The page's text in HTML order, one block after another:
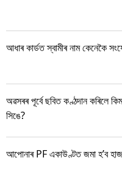
আধাৰ কাৰ্ডত স্বামীৰ নাম কেনেকৈ
অৱসৰৰ পূৰ্বে ছবিত কণ্ঠদান কৰিলে
সিঙে?
আপোনাৰ PF একাউণ্টত জমা হ’ব